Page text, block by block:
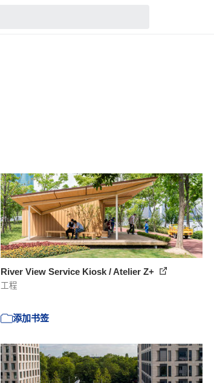
River View Service Kiosk / Atelier Z+
工程
添加书签